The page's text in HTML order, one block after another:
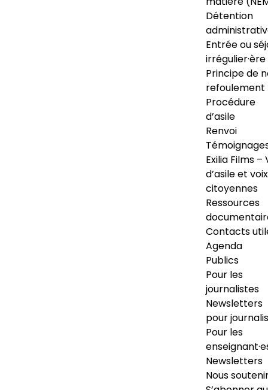
Détention
Entrée ou
irrégulier·ère
Principe de
refoulement
Procédure
d’asile
Renvoi
Exilia Films –
d’asile et voix
citoyennes
Ressources
Contacts
Agenda
Publics
Pour les
journalistes
Newsletters
pour
Pour les
Newsletters
Nous